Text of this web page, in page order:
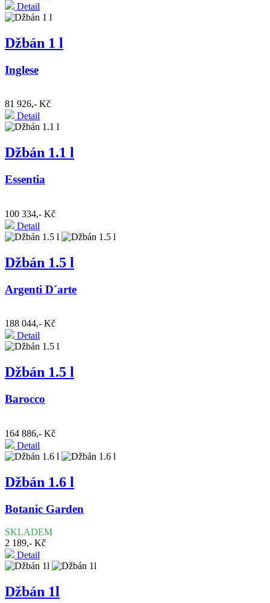
Detail
Džbán 1 l
Inglese
81 926,- Kč
Detail
Džbán 1.1 l
Essentia
100 334,- Kč
Detail
Džbán 1.5 l
Argenti D´arte
188 044,- Kč
Detail
Džbán 1.5 l
Barocco
164 886,- Kč
Detail
Džbán 1.6 l
Botanic Garden
SKLADEM
2 189,- Kč
Detail
Džbán 1l